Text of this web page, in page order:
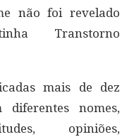
não foi revelado
Transtorno
mais de dez
diferentes nomes,
opiniões,